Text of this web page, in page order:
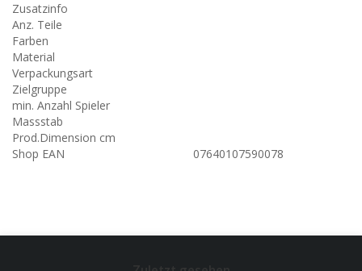
Zusatzinfo
Anz. Teile
Farben
Material
Verpackungsart
Zielgruppe
min. Anzahl Spieler
Massstab
Prod.Dimension cm
Shop EAN
07640107590078